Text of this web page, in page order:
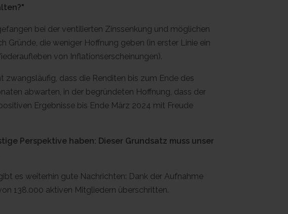
bei der ventilierten Zinssenkung und möglichen
Gründe, die weniger Hoffnung geben (in erster Linie ein
von Inflationserscheinungen).
zwangsläufig, dass die Renditen bis zum Ende des
abwarten, in der begründeten Hoffnung, dass der
Ergebnisse bis Ende März 2024 mit Freude
Perspektive haben: Dieser Grundsatz muss unser
es weiterhin gute Nachrichten: Dank der Aufnahme
138.000 aktiven Mitgliedern überschritten.